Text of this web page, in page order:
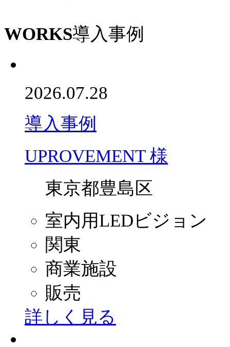
WORKS導入事例
2026.07.28
導入事例
UPROVEMENT 様
東京都豊島区
室内用LEDビジョン
関東
商業施設
販売
詳しく見る